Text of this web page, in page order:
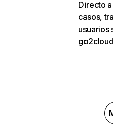
Directo
casos,
usuarios